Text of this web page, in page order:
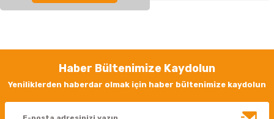
Görüş ve önerileriniz için teşekkür ederiz.
Ürün resmi kalitesiz, bozuk veya görüntülenemiyor.
Ürün bilgilerinde hatalar bulunuyor.
Haber Bültenimize Kaydolun
Yeniliklerden haberdar olmak için haber bültenimize kaydolun